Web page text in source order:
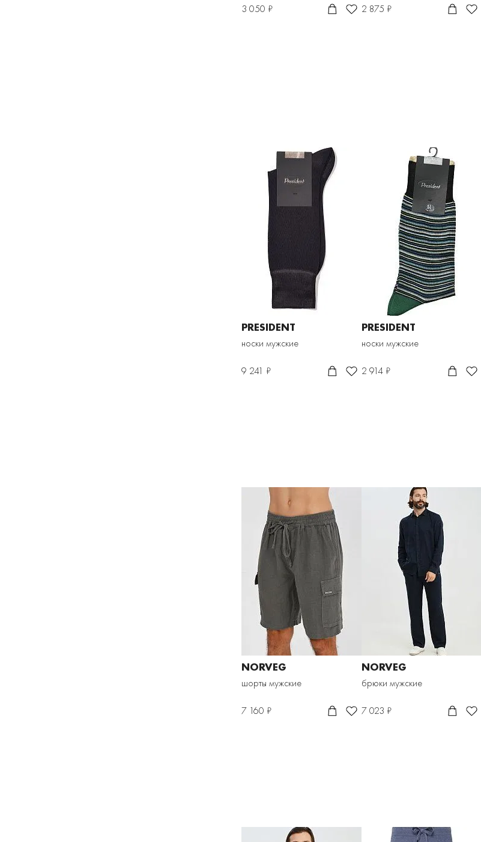
3 050 ₽ 2 875 ₽
PRESIDENT
носки мужские
9 241 ₽
PRESIDENT
носки мужские
2 914 ₽
NORVEG
шорты мужские
7 160 ₽
NORVEG
брюки мужские
7 023 ₽